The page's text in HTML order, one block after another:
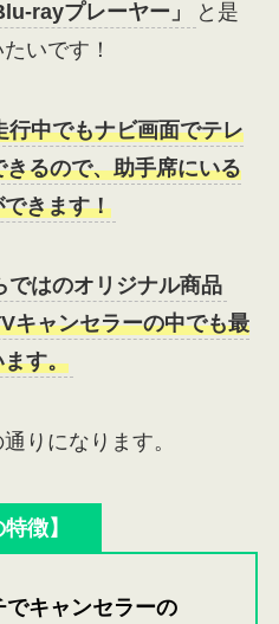
rayプレーヤー」
と是
いです！
行中でもナビ画面でテレ
るので、助手席にいる
きます！
ではのオリジナル商品
キャンセラーの中でも最
す。
りになります。
徴】
キャンセラーの